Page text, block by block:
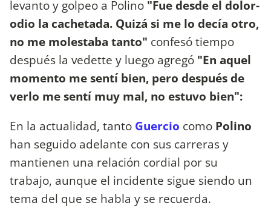
levanto y golpeo a Polino "Fue desde el dolor-
odio la cachetada. Quizá si me lo decía otro,
no me molestaba tanto" confesó tiempo
después la vedette y luego agregó "En aquel
momento me sentí bien, pero después de
verlo me sentí muy mal, no estuvo bien":
En la actualidad, tanto Guercio como Polino
han seguido adelante con sus carreras y
mantienen una relación cordial por su
trabajo, aunque el incidente sigue siendo un
tema del que se habla y se recuerda.